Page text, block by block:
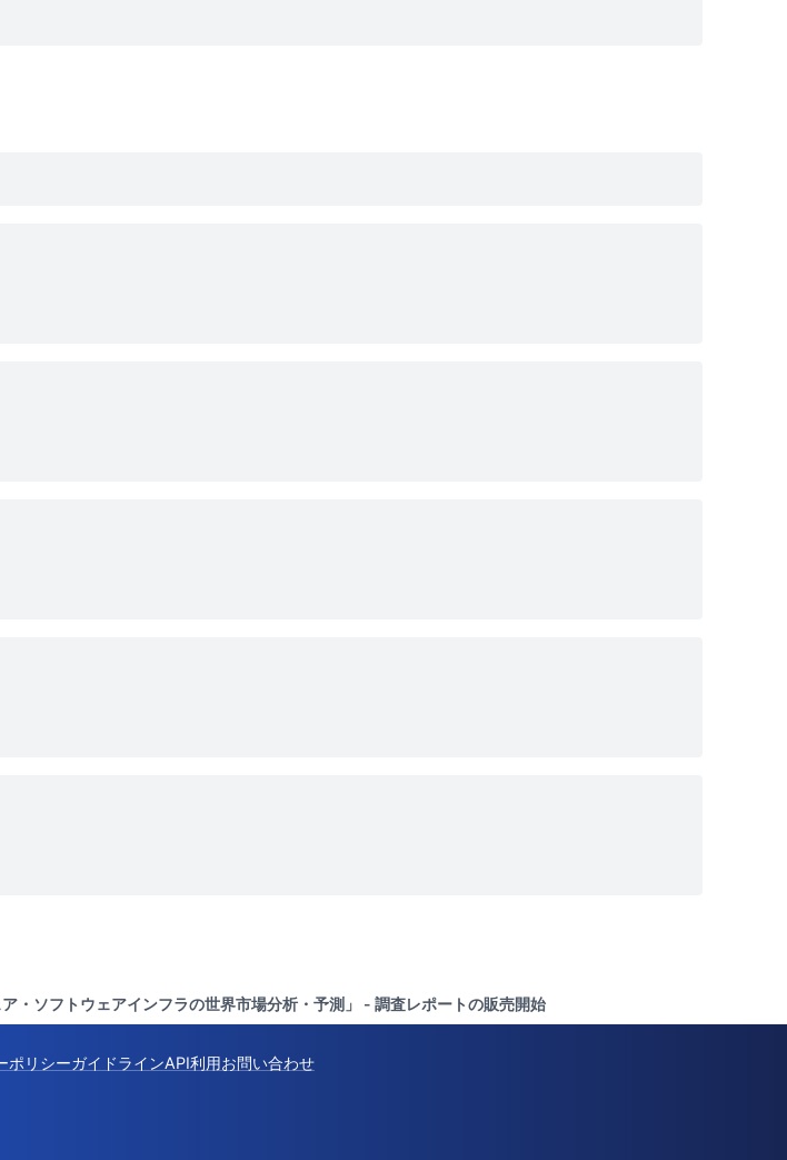
ア・ソフトウェアインフラの世界市場分析・予測」 - 調査レポートの販売開始
ポリシーガイドラインAPI利用お問い合わせ